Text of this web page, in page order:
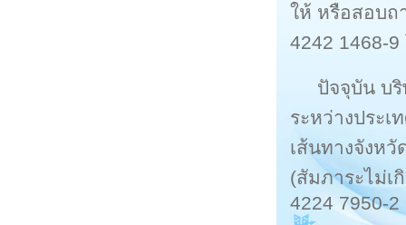
ให้ หรือสอบถ
4242 1468-9
ปัจจุบัน บ
ระหว่างประ
เส้นทางจังห
(สัมภาระไม่เ
4224 7950-2